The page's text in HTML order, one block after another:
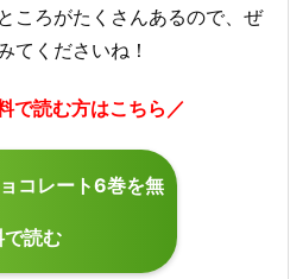
ころがたくさんあるので、ぜ
てくださいね！
で読む方はこちら／
コレート6巻を無
で読む